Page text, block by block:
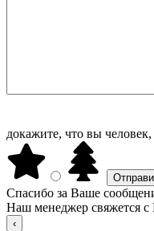
докажите, что вы
Спасибо за Ваше
Наш менеджер свяжется